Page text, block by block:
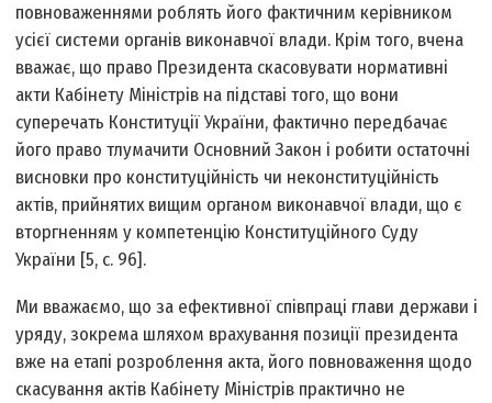
повноваженнями роблять його фактичним керівником
усієї системи органів виконавчої влади. Крім того, вчена
вважає, що право Президента скасовувати нормативні
акти Кабінету Міністрів на підставі того, що вони
суперечать Конституції України, фактично передбачає
його право тлумачити Основний Закон і робити остаточні
висновки про конституційність чи неконституційність
актів, прийнятих вищим органом виконавчої влади, що є
вторгненням у компетенцію Конституційного Суду
України [5, с. 96].
Ми вважаємо, що за ефективної співпраці глави держави і
уряду, зокрема шляхом врахування позиції президента
вже на етапі розроблення акта, його повноваження щодо
скасування актів Кабінету Міністрів практично не